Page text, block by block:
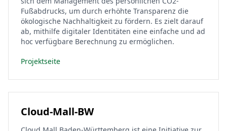
Fußabdrucks, um durch erhöhte Transparenz die
ökologische Nachhaltigkeit zu fördern. Es zielt darauf
ab, mithilfe digitaler Identitäten eine einfache und ad
hoc verfügbare Berechnung zu ermöglichen.
Projektseite
Cloud-Mall-BW